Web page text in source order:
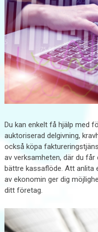
Du kan enkelt få hjälp med
auktoriserad delgivning,
också köpa
av verksamheten, där du
bättre kassaflöde. Att
av ekonomin ger dig
ditt företag.